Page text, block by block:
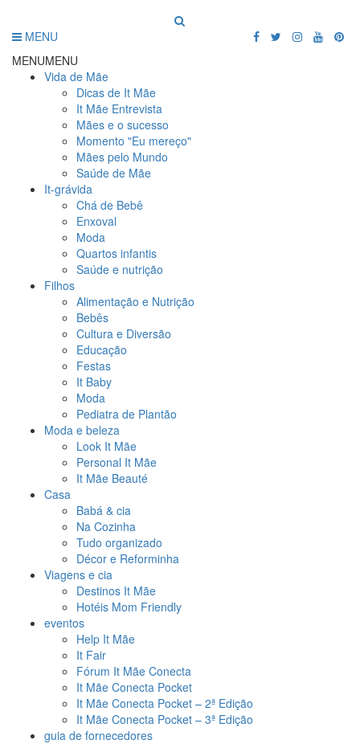
MENU
MENUMENU
Vida de Mãe
Dicas de It Mãe
It Mãe Entrevista
Mães e o sucesso
Momento "Eu mereço"
Mães pelo Mundo
Saúde de Mãe
It-grávida
Chá de Bebê
Enxoval
Moda
Quartos infantis
Saúde e nutrição
Filhos
Alimentação e Nutrição
Bebês
Cultura e Diversão
Educação
Festas
It Baby
Moda
Pediatra de Plantão
Moda e beleza
Look It Mãe
Personal It Mãe
It Mãe Beauté
Casa
Babá & cia
Na Cozinha
Tudo organizado
Décor e Reforminha
Viagens e cia
Destinos It Mãe
Hotéis Mom Friendly
eventos
Help It Mãe
It Fair
Fórum It Mãe Conecta
It Mãe Conecta Pocket
It Mãe Conecta Pocket – 2ª Edição
It Mãe Conecta Pocket – 3ª Edição
guia de fornecedores